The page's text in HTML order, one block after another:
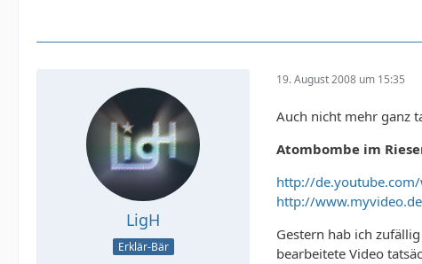
LigH
Erklär-Bär
19. August 2008 um 15:35
Auch nicht mehr ganz
Atombombe im
http://de.youtube.com/
http://
Gestern hab ich
bearbeitete Video